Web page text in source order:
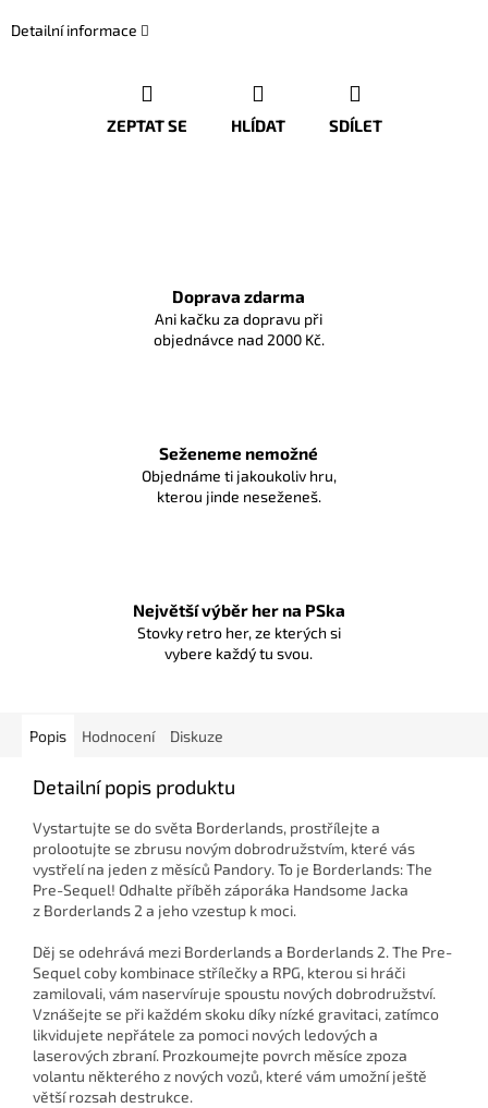
Detailní informace
ZEPTAT SE HLÍDAT SDÍLET
Doprava zdarma
Ani kačku za dopravu při
objednávce nad 2000 Kč.
Seženeme nemožné
Objednáme ti jakoukoliv hru,
kterou jinde neseženeš.
Největší výběr her na PSka
Stovky retro her, ze kterých si
vybere každý tu svou.
Popis Hodnocení Diskuze
Detailní popis produktu
Vystartujte se do světa Borderlands, prostřílejte a
prolootujte se zbrusu novým dobrodružstvím, které vás
vystřelí na jeden z měsíců Pandory. To je Borderlands: The
Pre-Sequel! Odhalte příběh záporáka Handsome Jacka
z Borderlands 2 a jeho vzestup k moci.
Děj se odehrává mezi Borderlands a Borderlands 2. The Pre-
Sequel coby kombinace střílečky a RPG, kterou si hráči
zamilovali, vám naservíruje spoustu nových dobrodružství.
Vznášejte se při každém skoku díky nízké gravitaci, zatímco
likvidujete nepřátele za pomoci nových ledových a
laserových zbraní. Prozkoumejte povrch měsíce zpoza
volantu některého z nových vozů, které vám umožní ještě
větší rozsah destrukce.